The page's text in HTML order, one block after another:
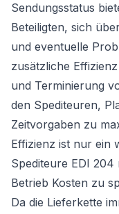
Sendungsstatus
Beteiligten, sich
und eventuelle
zusätzliche
und Terminierung
den Spediteuren,
Zeitvorgaben zu
Effizienz ist nur ein
Spediteure EDI
Betrieb Kosten zu
Da die Lieferkette